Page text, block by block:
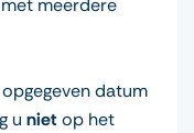
meerdere
datum
u nietop het